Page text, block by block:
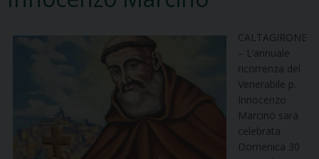
CALTAGIRONE
– L’annuale
ricorrenza del
Venerabile p.
Innocenzo
Marcinò sarà
celebrata
Domenica 30